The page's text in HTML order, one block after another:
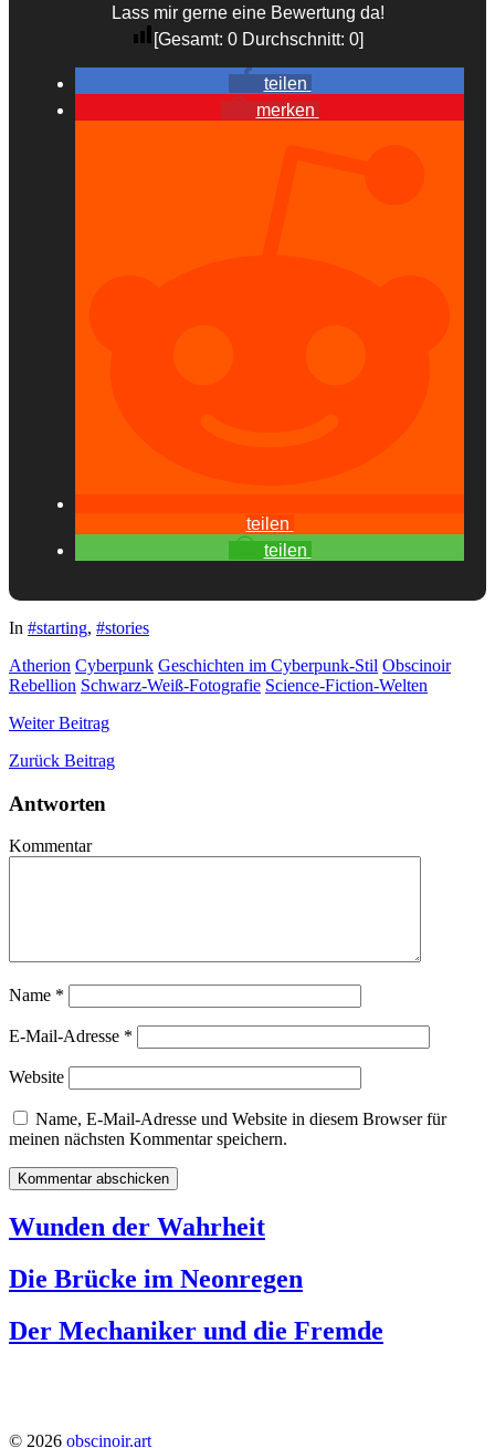
Lass mir gerne eine Bewertung da!
[Gesamt: 0 Durchschnitt: 0]
teilen
merken
teilen
teilen
In #starting, #stories
Atherion Cyberpunk Geschichten im Cyberpunk-Stil Obscinoir
Rebellion Schwarz-Weiß-Fotografie Science-Fiction-Welten
WeiterBeitrag
Zurück Beitrag
Antworten
Kommentar
Name *
E-Mail-Adresse *
Website
Name, E-Mail-Adresse und Website in diesem Browser für
meinen nächsten Kommentar speichern.
Wunden der Wahrheit
Die Brücke im Neonregen
Der Mechaniker und die Fremde
© 2026 obscinoir.art